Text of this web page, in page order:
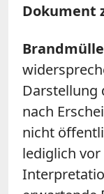
Dokument
Darstellung
nach
nicht
lediglich